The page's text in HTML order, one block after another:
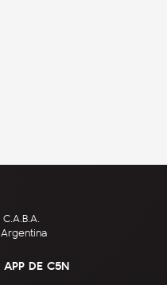
DE C5N